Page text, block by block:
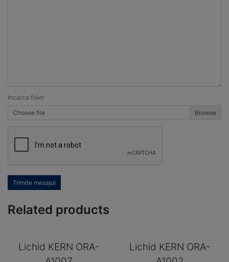
Incarca fisier
Choose file
Trimite mesajul
Related products
Lichid KERN ORA-
Lichid KERN ORA-